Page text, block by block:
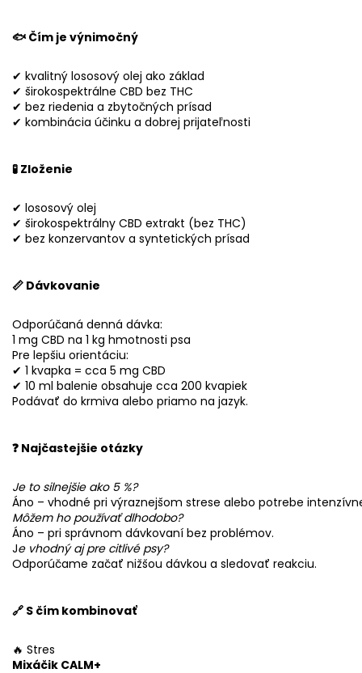
🐟 Čím je výnimočný
✔ kvalitný lososový olej ako základ
✔ širokospektrálne CBD bez THC
✔ bez riedenia a zbytočných prísad
✔ kombinácia účinku a dobrej prijateľnosti
🧪 Zloženie
✔ lososový olej
✔ širokospektrálny CBD extrakt (bez THC)
✔ bez konzervantov a syntetických prísad
📏 Dávkovanie
Odporúčaná denná dávka:
1 mg CBD na 1 kg hmotnosti psa
Pre lepšiu orientáciu:
✔ 1 kvapka = cca 5 mg CBD
✔ 10 ml balenie obsahuje cca 200 kvapiek
Podávať do krmiva alebo priamo na jazyk.
❓ Najčastejšie otázky
Je to silnejšie ako 5 %?
Áno – vhodné pri výraznejšom strese alebo potrebe
Môžem ho používať dlhodobo?
Áno – pri správnom dávkovaní bez problémov.
Je vhodný aj pre citlivé psy?
Odporúčame začať nižšou dávkou a sledovať reakciu.
🔗 S čím kombinovať
🔥 Stres
Mixáčik CALM+